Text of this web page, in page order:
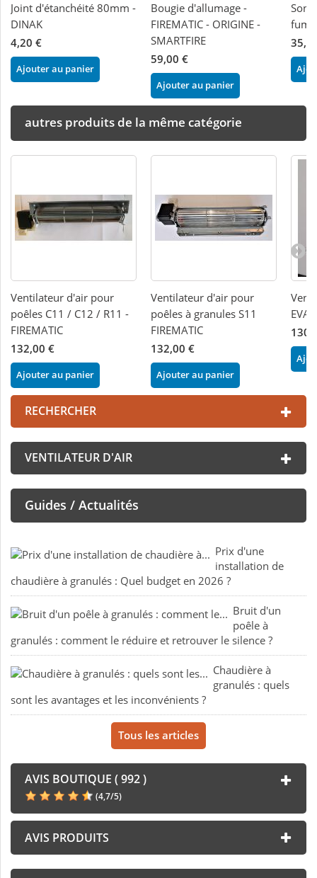
Joint d'étanchéité 80mm -
DINAK
4,20 €
Ajouter au panier
Bougie d'allumage -
FIREMATIC - ORIGINE -
SMARTFIRE
59,00 €
Ajouter au panier
autres produits de la même catégorie
Ventilateur d'air pour
poêles C11 / C12 / R11 -
FIREMATIC
132,00 €
Ajouter au panier
Ventilateur d'air pour
poêles à granules S11
FIREMATIC
132,00 €
Ajouter au panier
RECHERCHER
VENTILATEUR D'AIR
Guides / Actualités
Prix d'une
installation de
chaudière à granulés : Quel budget en 2026 ?
Bruit d'un
poêle à
granulés : comment le réduire et retrouver le silence ?
Chaudière à
granulés : quels
sont les avantages et les inconvénients ?
Tous les articles
AVIS BOUTIQUE ( 992 )
(4,7/5)
AVIS PRODUITS